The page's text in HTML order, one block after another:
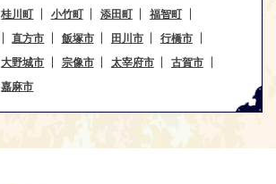
桂川町 小竹町 添田町
福智町
直方市 飯塚市 田川市
行橋市
大野城市 宗像市 太宰府市
古賀市
嘉麻市